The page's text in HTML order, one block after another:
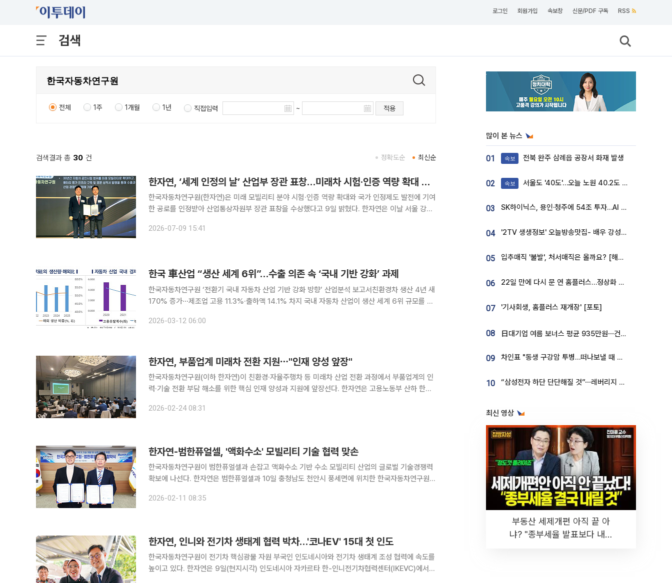
로그인 회원가입 속보창 신문/PDF 구독 RSS
검색
전체 1주 1개월 1년 직접입력 ~ 적용
검색결과 총 30 건 최신순
정확도순
한자연, ‘세계 인정의 날’ 산업부 장관 표창…미래차 시험·인증 역량 확대 공로
한국자동차연구원(한자연)은 미래 모빌리티 분야 시험·인증 역량 확대와 국가 인정제도 발전에 기여
한 공로를 인정받아 산업통상자원부 장관 표창을 수상했다고 9일 밝혔다. 한자연은 이날 서울 강남
인정의 날은 산업통상자원부 국가기술표준원이 주최하는 행사로, 국
2026-07-09 15:41
한국 車산업 “생산 세계 6위”…수출 의존 속 ‘국내 기반 강화’ 과제
한국자동차연구원 ‘전환기 국내 자동차 산업 기반 강화 방향’ 산업분석 보고서친환경차 생산 4년 새
170% 증가⋯제조업 고용 11.3%·출하액 14.1% 차지 국내 자동차 산업이 생산 세계 6위 규모를 유
2026-03-12 06:00
한자연, 부품업계 미래차 전환 지원⋯"인재 양성 앞장"
한국자동차연구원(이하 한자연)이 친환경·자율주행차 등 미래차 산업 전환 과정에서 부품업계의 인
력·기술 전환 부담 해소를 위한 핵심 인재 양성과 지원에 앞장선다. 한자연은 고용노동부 산하 한국
대상으로 재직자 직무전환 교육·훈련과 기업지원 컨설팅을 수행하고 있다고
2026-02-24 08:31
한자연-범한퓨얼셀, '액화수소' 모빌리티 기술 협력 맞손
한국자동차연구원이 범한퓨얼셀과 손잡고 액화수소 기반 수소 모빌리티 산업의 글로벌 기술경쟁력
확보에 나선다. 한자연은 범한퓨얼셀과 10일 충청남도 천안시 풍세면에 위치한 한국자동차연구원
일 밝혔다. 액화수소는 기체 수소를 영하 253℃로 냉각해 부피를 8
2026-02-11 08:35
한자연, 인니와 전기차 생태계 협력 박차…'코나EV' 15대 첫 인도
한국자동차연구원이 전기차 핵심광물 자원 부국인 인도네시아와 전기차 생태계 조성 협력에 속도를
높이고 있다. 한자연은 9일(현지시각) 인도네시아 자카르타 한-인니전기차협력센터(IKEVC)에서
많이 본 뉴스
01 속보 전북 완주 삼례읍 공장서 화재 발생
02 속보 서울도 '40도'…오늘 노원 40.2도 기록
03 SK하이닉스, 용인·청주에 54조 투자…AI 메모리 생산기지 키운다
04 '2TV 생생정보' 오늘방송맛집- 배우 강성진 단골! 쌀국수ㆍ푸팟퐁 커리 맛집 '블○○○'
05 입추매직 '불발', 처서매직은 올까요? [해시태그]
06 22일 만에 다시 문 연 홈플러스…정상화 바쁜데 재고 없어 ‘발동동’[가보니]
07 '기사회생, 홈플러스 재개장' [포토]
08 日대기업 여름 보너스 평균 935만원⋯건설회사 1800만 넘어
09 차인표 "동생 구강암 투병…떠나보낼 때 가장 힘들었다”
10 “삼성전자 하단 단단해질 것”⋯레버리지 규제에 쏠림 완화 [찐코노미]
최신 영상
부동산 세제개편 아직 끝 아
냐? "종부세율 발표보다 내릴